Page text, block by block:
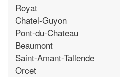
Royat
Chatel-Guyon
Pont-du-Chateau
Beaumont
Saint-Amant-Tallende
Orcet